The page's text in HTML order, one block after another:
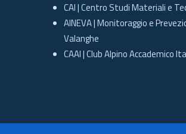
CAI | Centro Studi Materiali e
AINEVA | Monitoraggio e
Valanghe
CAAI | Club Alpino Accademico